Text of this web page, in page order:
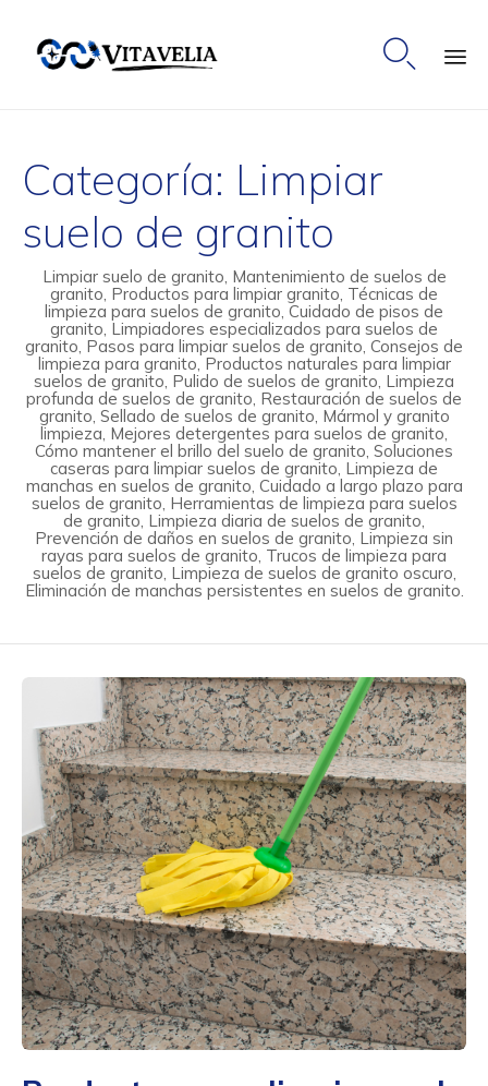

Categoría: Limpiar
suelo de granito
Limpiar suelo de granito, Mantenimiento de suelos de
granito, Productos para limpiar granito, Técnicas de
limpieza para suelos de granito, Cuidado de pisos de
granito, Limpiadores especializados para suelos de
granito, Pasos para limpiar suelos de granito, Consejos de
limpieza para granito, Productos naturales para limpiar
suelos de granito, Pulido de suelos de granito, Limpieza
profunda de suelos de granito, Restauración de suelos de
granito, Sellado de suelos de granito, Mármol y granito
limpieza, Mejores detergentes para suelos de granito,
Cómo mantener el brillo del suelo de granito, Soluciones
caseras para limpiar suelos de granito, Limpieza de
manchas en suelos de granito, Cuidado a largo plazo para
suelos de granito, Herramientas de limpieza para suelos
de granito, Limpieza diaria de suelos de granito,
Prevención de daños en suelos de granito, Limpieza sin
rayas para suelos de granito, Trucos de limpieza para
suelos de granito, Limpieza de suelos de granito oscuro,
Eliminación de manchas persistentes en suelos de granito.